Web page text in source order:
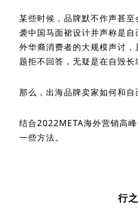
某些时候，品牌默不作声甚
袭中国马面裙设计并声称是
外华裔消费者的大规模声讨
题拒不回答，无疑是在自毁长
那么，出海品牌卖家如何和
结合2022META海外营销高
一些方法。
行